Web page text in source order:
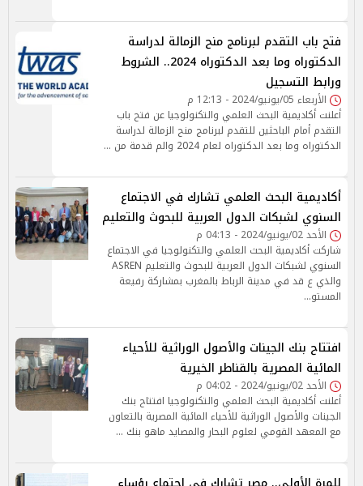
فتح باب التقدم لبرنامج منح الزمالة لدراسة
الدكتوراه وما بعد الدكتوراه 2024.. الشروط
ورابط التسجيل
الأربعاء 05/يونيو/2024 - 12:13 م
أعلنت أكاديمية البحث العلمي والتكنولوجيا عن فتح باب
التقدم أمام الباحثين للتقدم لبرنامج منح الزمالة لدراسة
الدكتوراه وما بعد الدكتوراه لعام 2024 والم قدمة من …
أكاديمية البحث العلمي تشارك في الاجتماع
السنوي لشبكات الدول العربية للبحوث والتعليم
الأحد 02/يونيو/2024 - 04:13 م
شاركت أكاديمية البحث العلمي والتكنولوجيا في الاجتماع
السنوي لشبكات الدول العربية للبحوث والتعليم ASREN
والذي ع قد في مدينة الرباط بالمغرب بمشاركة رفيعة
المستو…
افتتاح بنك الجينات والأصول الوراثية للأحياء
المائية المصرية بالقناطر الخيرية
الأحد 02/يونيو/2024 - 04:02 م
أعلنت أكاديمية البحث العلمي والتكنولوجيا افتتاح بنك
الجينات والأصول الوراثية للأحياء المائية المصرية بالتعاون
مع المعهد القومي لعلوم البحار والمصايد ماهو بنك …